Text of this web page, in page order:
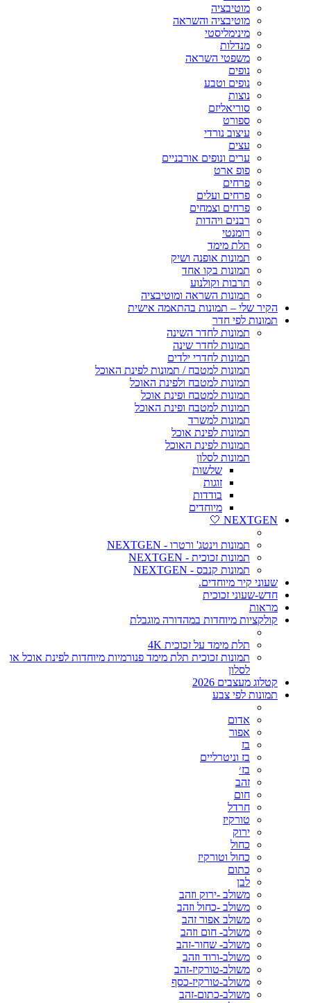
מוטיבציה
מוטיבציה והשראה
מינימליסטי
מנדלות
משפטי השראה
נופים
נופים וטבע
נוצות
סוריאליזם
ספורט
עיצוב נורדי
עצים
ערים ונופים אורבניים
פופ ארט
פרחים
פרחים ועלים
פרחים וצמחים
רבנים ויהדות
רומנטי
תלת מימד
תמונות אופנה ושיק
תמונות בקו אחד
תרבות וקולנוע
תמונות השראה ומוטיבציה
הקיר שלי – תמונות בהתאמה אישית
תמונות לפי חדר
תמונות לחדר השינה
תמונות לחדר שינה
תמונות לחדרי ילדים
תמונות למטבח / תמונות לפינת האוכל
תמונות למטבח ולפינת האוכל
תמונות למטבח ופינת אוכל
תמונות למטבח ופינת האוכל
תמונות למשרד
תמונות לפינת אוכל
תמונות לפינת האוכל
תמונות לסלון
שלשות
זוגות
בודדות
מיוחדים
NEXTGEN 🤍
תמונות וינטג' ורטרו - NEXTGEN
תמונות זכוכית - NEXTGEN
תמונות קנבס - NEXTGEN
שעוני קיר מיוחדים.
חדש-שעוני זכוכית
מראות
קולקציות מיוחדות במהדורה מוגבלת
תלת מימד על זכוכית 4K
תמונות זכוכית תלת מימד פנורמיות מיוחדות לפינת אוכל או
לסלון
קטלוג מעצבים 2026
תמונות לפי צבע
אדום
אפור
בז
בז וניטרליים
בז׳
זהב
חום
חרדל
טורקיז
ירוק
כחול
כחול וטורקיז
כתום
לבן
משולב -ירוק וזהב
משולב -כחול וזהב
משולב אפור זהב
משולב- חום וזהב
משולב- שחור-זהב
משולב-ורוד וזהב
משולב-טורקיז-זהב
משולב-טורקיז-כסף
משולב-כתום-זהב